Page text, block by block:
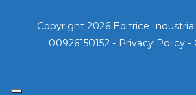
Copyright 2026 Editrice
00926150152 - Privacy Policy -